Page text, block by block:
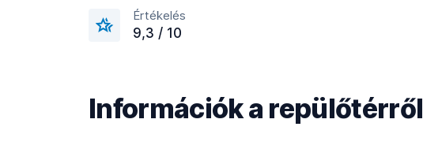
Értékelés
9,3 / 10
Információk a repülőtérről